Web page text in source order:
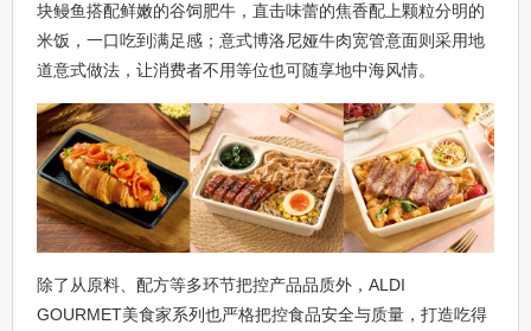
块鳗鱼搭配鲜嫩的谷饲肥牛，直击味蕾的焦香配上颗粒分明的
米饭，一口吃到满足感；意式博洛尼娅牛肉宽管意面则采用地
道意式做法，让消费者不用等位也可随享地中海风情。
除了从原料、配方等多环节把控产品品质外，ALDI
GOURMET美食家系列也严格把控食品安全与质量，打造吃得